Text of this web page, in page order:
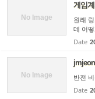
No Image
게임
원래
데 어
돌아가
htm
Date
No Image
반전
Date